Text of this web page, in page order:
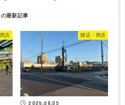
店 開店・閉店
2026.08.05